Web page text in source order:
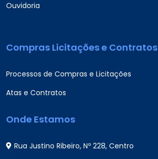
Ouvidoria
Compras Licitações e Contratos
Processos de Compras e Licitações
Atas e Contratos
Onde Estamos
Rua Justino Ribeiro, Nº 228, Centro